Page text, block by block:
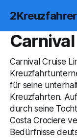
Carnival
Carnival Cruise
für seine
Kreuzfahrten.
durch seine
Costa Crociere
Bedürfnisse